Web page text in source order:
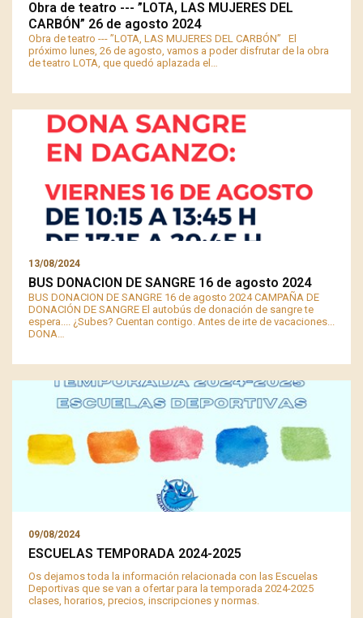
Obra de teatro --- ”LOTA, LAS MUJERES DEL
CARBÓN” 26 de agosto 2024
Obra de teatro --- ”LOTA, LAS MUJERES DEL CARBÓN” El
próximo lunes, 26 de agosto, vamos a poder disfrutar de la obra
de teatro LOTA, que quedó aplazada el…
13/08/2024
BUS DONACION DE SANGRE 16 de agosto 2024
BUS DONACION DE SANGRE 16 de agosto 2024 CAMPAÑA DE
DONACIÓN DE SANGRE El autobús de donación de sangre te
espera.... ¿Subes? Cuentan contigo. Antes de irte de vacaciones...
DONA…
09/08/2024
ESCUELAS TEMPORADA 2024-2025
Os dejamos toda la información relacionada con las Escuelas
Deportivas que se van a ofertar para la temporada 2024-2025
clases, horarios, precios, inscripciones y normas.